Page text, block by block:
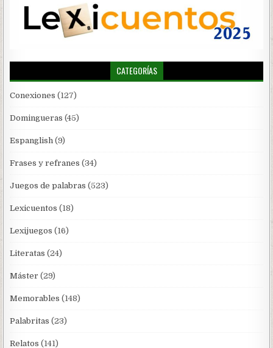
CATEGORÍAS
Conexiones (127)
Domingueras (45)
Espanglish (9)
Frases y refranes (34)
Juegos de palabras (523)
Lexicuentos (18)
Lexijuegos (16)
Literatas (24)
Máster (29)
Memorables (148)
Palabritas (23)
Relatos (141)